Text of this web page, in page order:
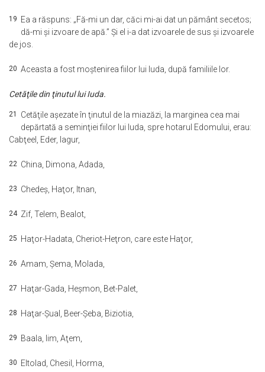
19 Ea a răspuns: „Fă-mi un dar, căci mi-ai dat un pământ secetos;
dă-mi şi izvoare de apă.” Şi el i-a dat izvoarele de sus şi izvoarele
de jos.
20 Aceasta a fost moştenirea fiilor lui Iuda, după familiile lor.
Cetăţile din ţinutul lui Iuda.
21 Cetăţile aşezate în ţinutul de la miazăzi, la marginea cea mai
depărtată a seminţiei fiilor lui Iuda, spre hotarul Edomului, erau:
Cabţeel, Eder, Iagur,
22 China, Dimona, Adada,
23 Chedeş, Haţor, Itnan,
24 Zif, Telem, Bealot,
25 Haţor-Hadata, Cheriot-Heţron, care este Haţor,
26 Amam, Şema, Molada,
27 Haţar-Gada, Heşmon, Bet-Palet,
28 Haţar-Şual, Beer-Şeba, Biziotia,
29 Baala, Iim, Aţem,
30 Eltolad, Chesil, Horma,